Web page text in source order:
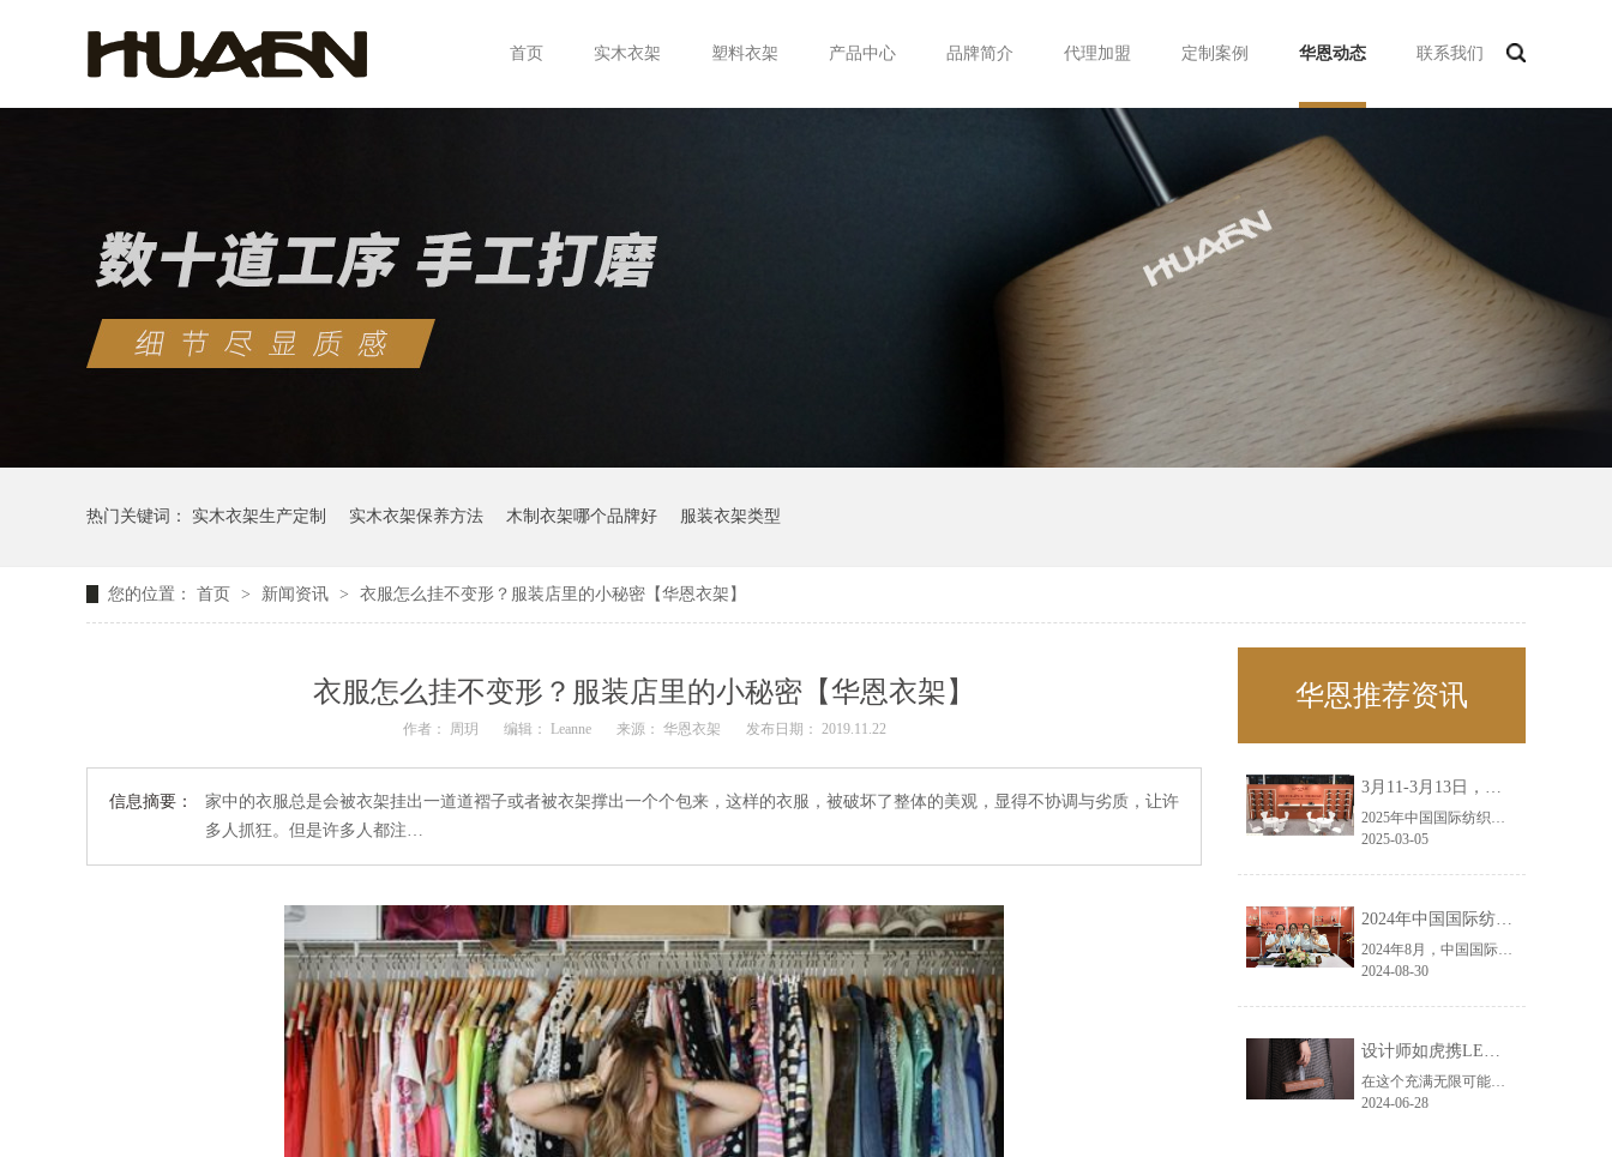
首页 实木衣架 塑料衣架 产品中心 品牌简介 代理加盟 定制案例 华恩动态 联系我们
热门关键词： 实木衣架生产定制 实木衣架保养方法 木制衣架哪个品牌好 服装衣架类型
您的位置： 首页 > 新闻资讯 > 衣服怎么挂不变形？服装店里的小秘密【华恩衣架】
衣服怎么挂不变形？服装店里的小秘密【华恩衣架】
作者： 周玥 编辑： Leanne 来源： 华恩衣架 发布日期： 2019.11.22
信息摘要：
家中的衣服总是会被衣架挂出一道道褶子或者被衣架撑出一个个包来，这样的衣服，被破坏了整体的美观，显得不协调与劣质，让许
多人抓狂。但是许多人都注…
华恩推荐资讯
3月11-3月13日，华恩诚邀您共赴上海面辅料春夏展——华恩
2025年中国国际纺织面料及辅料（春夏）博览会即将盛大开启！感谢您对华恩品牌的关注！3.11-3.13，杭州华恩（LEMONLEE）诚邀您共赴这场春日的宴会！
2025-03-05
2024年中国国际纺织面料及辅料（秋冬）博览会完美收官！——华恩
2024年8月，中国国际纺织面料及辅料（秋冬）博览会完美收官！作为一家拥有30年历史的专业衣架制造商，我们非常荣幸能够参与这一盛会，并在此期间与众多客户进行了广泛而深入的交流。
2024-08-30
设计师如虎携LEMONLEE红雪松礼盒荣获第六届未来·已来香港新锐当代设计奖铜奖
在这个充满无限可能的2024年夏季，LEMONLEE品牌设计师如虎以其非凡的创意与对自然的深刻理解，精心打造的红雪松木球礼盒，在“2024未来·已来——第六届香港新锐当代设计奖”中摘得铜奖。这不仅是对设计师如虎原创设计能力的嘉奖，更是对LEMONLEE品牌的高度认可。
2024-06-28